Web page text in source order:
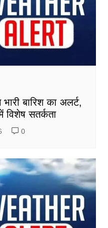
बारिश का अलर्ट,
विशेष सतर्कता
0